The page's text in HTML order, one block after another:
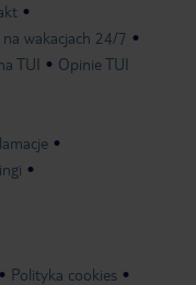
wakacjach 24/7
TUI Opinie TUI
Polityka cookies